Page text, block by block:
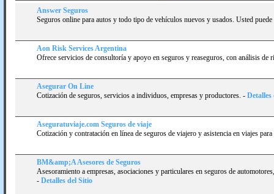
Answer Seguros
Seguros online para autos y todo tipo de vehí­culos nuevos y usados. Usted
Aon Risk Services Argentina
Ofrece servicios de consultorí­a y apoyo en seguros y reaseguros, con análisis de
Asegurar On Line
Cotización de seguros, servicios a individuos, empresas y productores. - Detalles
Aseguratuviaje.com Seguros de viaje
Cotización y contratación en lí­nea de seguros de viajero y asistencia en viajes
BM&amp;A Asesores de Seguros
Asesoramiento a empresas, asociaciones y particulares en seguros de
- Detalles del Sitio